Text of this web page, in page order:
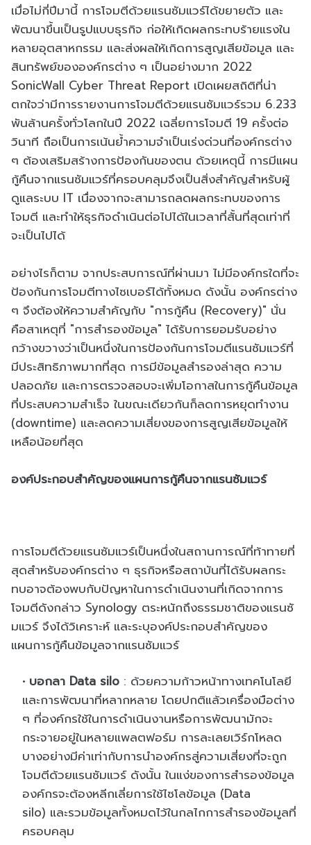
เมื่อไม่กี่ปีมานี้ การโจมตีด้วยแรนซัมแวร์ได้ขยายตัว และ
พัฒนาขึ้นเป็นรูปแบบธุรกิจ ก่อให้เกิดผลกระทบร้ายแรงใน
หลายอุตสาหกรรม และส่งผลให้เกิดการสูญเสียข้อมูล และ
สินทรัพย์ขององค์กรต่าง ๆ เป็นอย่างมาก 2022
SonicWall Cyber Threat Report เปิดเผยสถิติที่น่า
ตกใจว่ามีการรายงานการโจมตีด้วยแรนซัมแวร์รวม 6.233
พันล้านครั้งทั่วโลกในปี 2022 เฉลี่ยการโจมตี 19 ครั้งต่อ
วินาที ถือเป็นการเน้นย้ำความจำเป็นเร่งด่วนที่องค์กรต่าง
ๆ ต้องเสริมสร้างการป้องกันของตน ด้วยเหตุนี้ การมีแผน
กู้คืนจากแรนซัมแวร์ที่ครอบคลุมจึงเป็นสิ่งสำคัญสำหรับผู้
ดูแลระบบ IT เนื่องจากจะสามารถลดผลกระทบของการ
โจมตี และทำให้ธุรกิจดำเนินต่อไปได้ในเวลาที่สั้นที่สุดเท่าที่
จะเป็นไปได้
อย่างไรก็ตาม จากประสบการณ์ที่ผ่านมา ไม่มีองค์กรใดที่จะ
ป้องกันการโจมตีทางไซเบอร์ได้ทั้งหมด ดังนั้น องค์กรต่าง
ๆ จึงต้องให้ความสำคัญกับ "การกู้คืน (Recovery)" นั่น
คือสาเหตุที่ "การสำรองข้อมูล" ได้รับการยอมรับอย่าง
กว้างขวางว่าเป็นหนึ่งในการป้องกันการโจมตีแรนซัมแวร์ที่
มีประสิทธิภาพมากที่สุด การมีข้อมูลสำรองล่าสุด ความ
ปลอดภัย และการตรวจสอบจะเพิ่มโอกาสในการกู้คืนข้อมูล
ที่ประสบความสำเร็จ ในขณะเดียวกันก็ลดการหยุดทำงาน
(downtime) และลดความเสี่ยงของการสูญเสียข้อมูลให้
เหลือน้อยที่สุด
องค์ประกอบสำคัญของแผนการกู้คืนจากแรนซัมแวร์
การโจมตีด้วยแรนซัมแวร์เป็นหนึ่งในสถานการณ์ที่ท้าทายที่
สุดสำหรับองค์กรต่าง ๆ ธุรกิจหรือสถาบันที่ได้รับผลกระ
ทบอาจต้องพบกับปัญหาในการดำเนินงานที่เกิดจากการ
โจมตีดังกล่าว Synology ตระหนักถึงธรรมชาติของแรนซั
มแวร์ จึงได้วิเคราะห์ และระบุองค์ประกอบสำคัญของ
แผนการกู้คืนข้อมูลจากแรนซัมแวร์
บอกลา Data silo : ด้วยความก้าวหน้าทางเทคโนโลยี
และการพัฒนาที่หลากหลาย โดยปกติแล้วเครื่องมือต่าง
ๆ ที่องค์กรใช้ในการดำเนินงานหรือการพัฒนามักจะ
กระจายอยู่ในหลายแพลตฟอร์ม การละเลยเวิร์กโหลด
บางอย่างมีค่าเท่ากับการนำองค์กรสู่ความเสี่ยงที่จะถูก
โจมตีด้วยแรนซัมแวร์ ดังนั้น ในแง่ของการสำรองข้อมูล
องค์กรจะต้องหลีกเลี่ยการใช้ไซโลข้อมูล (Data
silo) และรวมข้อมูลทั้งหมดไว้ในกลไกการสำรองข้อมูลที่
ครอบคลุม